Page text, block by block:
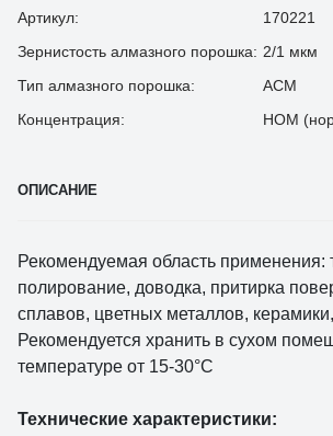
Артикул:
170221
Зернистость алмазного порошка: 2/1 мкм
Тип алмазного порошка:
АСМ
Концентрация:
НОМ
ОПИСАНИЕ
Рекомендуемая область применения:
полирование, доводка, притирка
сплавов, цветных металлов,
Рекомендуется хранить в сухом
температуре от 15-30°С
Технические характеристики: